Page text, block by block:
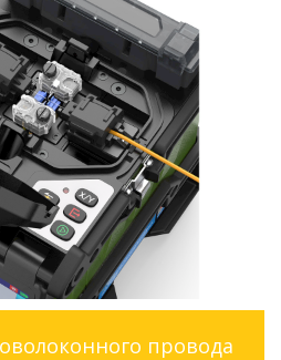
провода